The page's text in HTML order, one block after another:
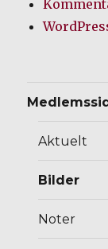
Aktuelt
Bilder
Noter